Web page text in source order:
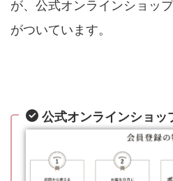
が、公式オンラインショッ
がついています。
公式オンラインショッ